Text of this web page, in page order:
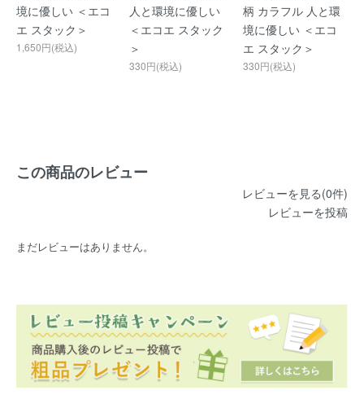
境に優しい ＜エコ
エ スタック＞
1,650円(税込)
人と環境に優しい
＜エコエ スタック
＞
330円(税込)
柄 カラフル 人と環
境に優しい ＜エコ
エ スタック＞
330円(税込)
この商品のレビュー
レビューを見る(0件)
レビューを投稿
まだレビューはありません。